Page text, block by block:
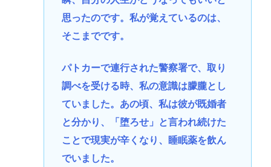
思ったのです。私が覚えているのは、
そこまでです。
パトカーで連行された警察署で、取り
調べを受ける時、私の意識は朦朧とし
ていました。あの頃、私は彼が既婚者
と分かり、「堕ろせ」と言われ続けた
ことで現実が辛くなり、睡眠薬を飲ん
でいました。